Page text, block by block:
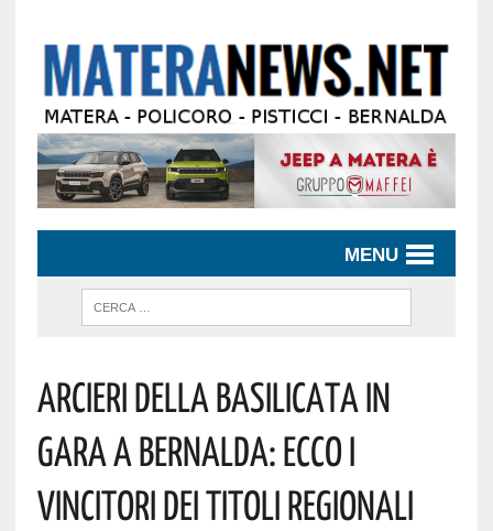
MENU
Arcieri Della Basilicata In
Gara A Bernalda: Ecco I
Vincitori Dei Titoli Regionali